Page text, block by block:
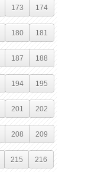
173 174
180 181
187 188
194 195
201 202
208 209
215 216